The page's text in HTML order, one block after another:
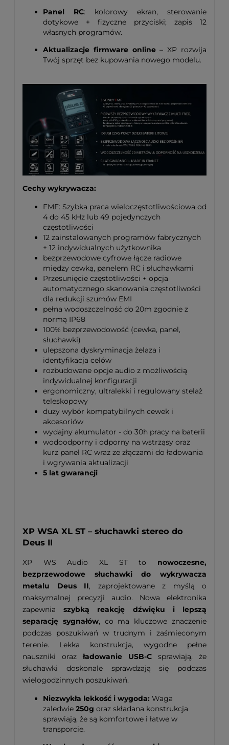
Panel RC: kolorowy ekran, sterowanie
dotykowe + fizyczne przyciski; zapis 12
własnych programów.
Aktualizacje firmware online– XP rozwija
Twój sprzęt bez kupowania nowego modelu.
Cechy wykrywacza:
FMF: Szybka praca wieloczęstotliwościowa od
4 do 45 kHz lub 49 pojedynczych
częstotliwości
12 zainstalowanych programów fabrycznych
+ 12 indywidualnych użytkownika
bezprzewodowe cyfrowe łącze radiowe
między cewką, panelem RC i słuchawkami
Przesunięcie częstotliwości + opcja
automatycznego skanowania częstotliwości
dla redukcji szumów EMI
pełna wodoszczelność do 20m zgodnie z
normą IP68
100% bezprzewodowość (cewka, panel,
słuchawki)
ulepszona dyskryminacja żelaza i
identyfikacja celów
rozbudowane opcje audio z możliwością
indywidualnej konfiguracji
ergonomiczny, ultralekki i regulowany stelaż
teleskopowy
duży wybór kompatybilnych cewek i
akcesoriów
wydajny akumulator - do 30h pracy na baterii
wodoodporny i odporny na wstrząsy oraz
kurz panel RC wraz ze złączami do ładowania
i wgrywania aktualizacji
5 lat gwarancji
XP WSA XL ST – słuchawki stereo do
Deus II
XP WS Audio XL ST to nowoczesne,
bezprzewodowe słuchawki do wykrywacza
metalu Deus II, zaprojektowane z myślą o
maksymalnej precyzji audio. Nowa elektronika
zapewniaszybką reakcję dźwięku i lepszą
separację sygnałów, co ma kluczowe znaczenie
podczas poszukiwań w trudnym i zaśmieconym
terenie. Lekka konstrukcja, wygodne pełne
nauszniki oraz ładowanie USB-C sprawiają, że
słuchawki doskonale sprawdzają się podczas
wielogodzinnych poszukiwań.
Niezwykła lekkość i wygoda: Waga
zaledwie 250g oraz składana konstrukcja
sprawiają, że są komfortowe i łatwe w
transporcie.